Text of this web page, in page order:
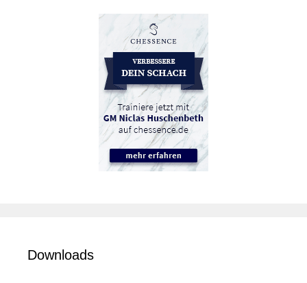
Downloads